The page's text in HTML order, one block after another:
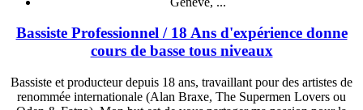
Bassiste Professionnel / 18 Ans d'expérience donne
cours de basse tous niveaux
Bassiste et producteur depuis 18 ans, travaillant pour des artistes de
renommée internationale (Alan Braxe, The Supermen Lovers ou